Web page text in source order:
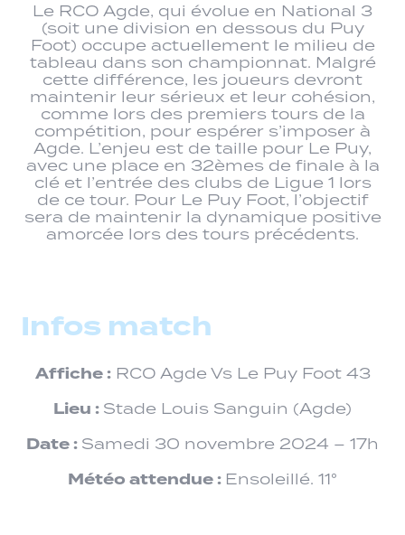
Le RCO Agde, qui évolue en National 3
(soit une division en dessous du Puy
Foot) occupe actuellement le milieu de
tableau dans son championnat. Malgré
cette différence, les joueurs devront
maintenir leur sérieux et leur cohésion,
comme lors des premiers tours de la
compétition, pour espérer s’imposer à
Agde. L’enjeu est de taille pour Le Puy,
avec une place en 32èmes de finale à la
clé et l’entrée des clubs de Ligue 1 lors
de ce tour. Pour Le Puy Foot, l’objectif
sera de maintenir la dynamique positive
amorcée lors des tours précédents.
Infos match
Affiche :RCO Agde Vs Le Puy Foot 43
Lieu : Stade Louis Sanguin (Agde)
Date : Samedi 30 novembre 2024 – 17h
Météo attendue : Ensoleillé. 11°